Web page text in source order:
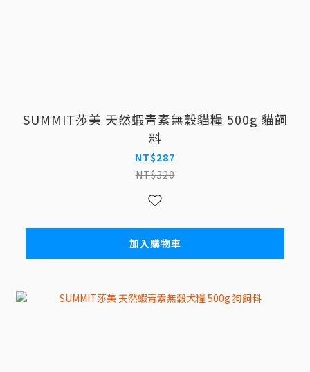
SUMMIT莎美 天然蝦青素無穀貓糧 500g 貓飼
料
NT$287
NT$320
加入購物車